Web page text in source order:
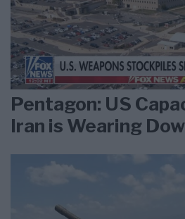
Pentagon: US
Iran is Wearing